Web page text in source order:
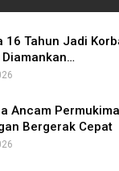
16 Tahun Jadi
Diamankan…
Ancam
Bergerak Cepat